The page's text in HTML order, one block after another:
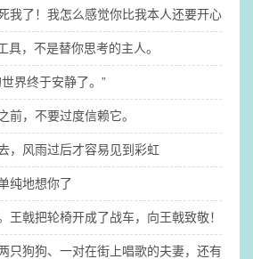
我了！我怎么感觉你比我本人还要开心啊@
具，不是替你思考的主人。
界终于安静了。”
前，不要过度信赖它。
，风雨过后才容易见到彩虹
纯地想你了
王戟把轮椅开成了战车，​向王戟致敬！
只狗狗、一对在街上唱歌的夫妻，还有一群